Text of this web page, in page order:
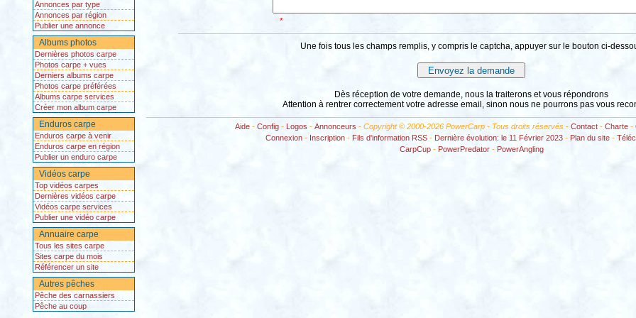
Annonces par type
Annonces par région
Publier une annonce
Albums photos
Dernières photos carpe
Photos carpe + vues
Derniers albums carpe
Photos carpe préférées
Albums carpe services
Créer mon album carpe
Enduros carpe
Enduros carpe à venir
Enduros carpe en région
Publier un enduro carpe
Vidéos carpe
Top vidéos carpes
Dernières vidéos carpe
Vidéos carpe services
Publier une vidéo carpe
Annuaire carpe
Tous les sites carpe
Sites carpe du mois
Référencer un site
Autres pêches
Pêche des carnassiers
Pêche au coup
*
Une fois tous les champs remplis, y compris le captcha, appuyer sur le bouton ci-
Dès réception de votre demande, nous la traiterons et vous répondrons
Attention à rentrer correctement votre adresse email, sinon nous ne pourrons pas vous
Aide- Config- Logos - Annonceurs - Copyright © 2000-2026 PowerCarp - Tous droits réservés - Contact- Charte-
Connexion - Inscription - Fils d'information RSS - Dernière évolution: le 11 Février 2023 - Plan du site -
CarpCup- PowerPredator- PowerAngling